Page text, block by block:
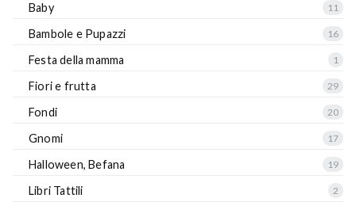
Baby 11
Bambole e Pupazzi 16
Festa della mamma 1
Fiori e frutta 29
Fondi 20
Gnomi 17
Halloween, Befana 19
Libri Tattili 2